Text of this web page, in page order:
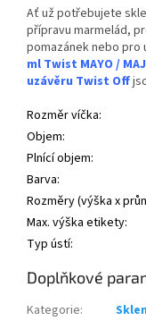
Ať už potřebujete
přípravu marmelád,
pomazánek nebo pro
ml Twist MAYO /
uzávěru Twist Off
Rozměr víčka:
Objem:
Plnící objem:
Barva:
Rozměry (výška x
Max. výška etikety:
Typ ústí:
Doplňkové
Kategorie: